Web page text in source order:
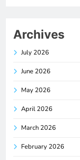
Archives
July 2026
June 2026
May 2026
April 2026
March 2026
February 2026